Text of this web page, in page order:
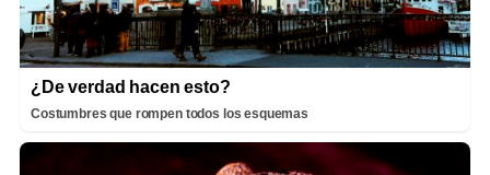
¿De verdad hacen esto?
Costumbres que rompen todos los esquemas